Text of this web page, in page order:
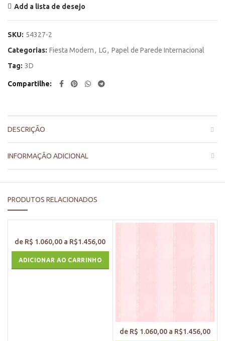
Add a lista de desejo
SKU: 54327-2
Categorias: Fiesta Modern, LG, Papel de Parede Internacional
Tag: 3D
Compartilhe
DESCRIÇÃO
INFORMAÇÃO ADICIONAL
PRODUTOS RELACIONADOS
ADICIONAR AO CARRINHO